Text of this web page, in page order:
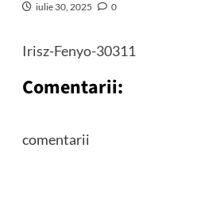
iulie 30, 2025 0
Irisz-Fenyo-30311
Comentarii:
comentarii